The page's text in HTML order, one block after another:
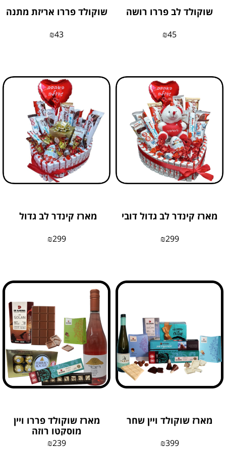
שוקולד לב פררו רושה
₪45
שוקולד פררו אריזת מתנה
₪43
מארז קינדר לב גדול דובי
₪299
מארז קינדר לב גדול
₪299
מארז שוקולד ויין שחר
₪399
מארז שוקולד פררו ויין
מוסקטו רוזה
₪239